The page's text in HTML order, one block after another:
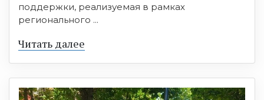
поддержки, реализуемая в рамках
регионального ...
Читать далее